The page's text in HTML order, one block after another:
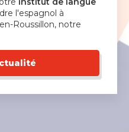
l'espagnol à
Roussillon, notre